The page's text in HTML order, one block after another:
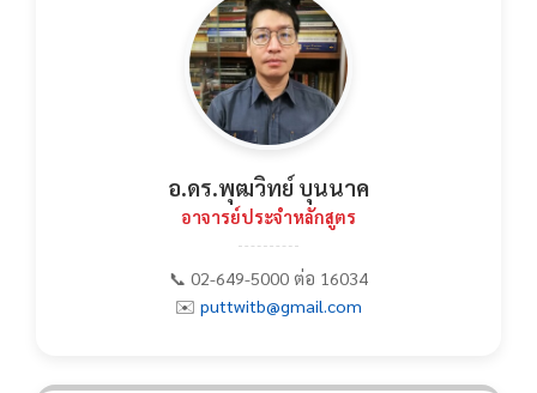
อ.ดร.พุฒวิทย์ บุนนาค
อาจารย์ประจำหลักสูตร
📞 02-649-5000 ต่อ 16034
✉️ puttwitb@gmail.com